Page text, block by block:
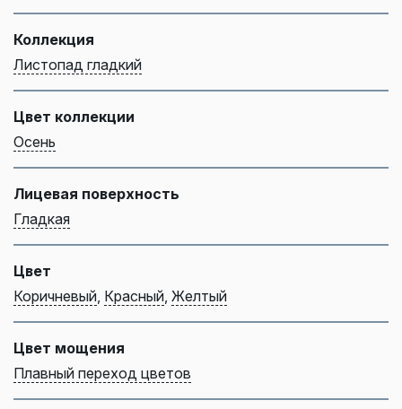
Коллекция
Листопад гладкий
Цвет коллекции
Осень
Лицевая поверхность
Гладкая
Цвет
Коричневый Красный Желтый
Цвет мощения
Плавный переход цветов